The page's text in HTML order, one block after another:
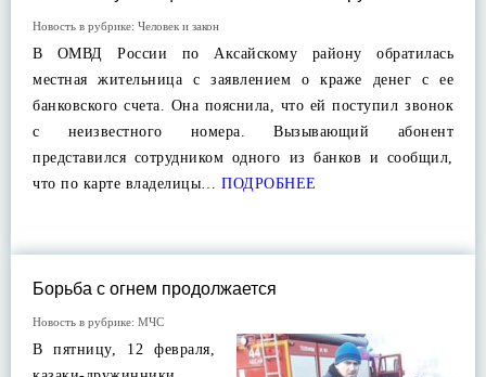
Новость в рубрике: Человек и закон
В ОМВД России по Аксайскому району обратилась
местная жительница с заявлением о краже денег с ее
банковского счета. Она пояснила, что ей поступил звонок
с неизвестного номера. Вызывающий абонент
представился сотрудником одного из банков и сообщил,
что по карте владелицы… ПОДРОБНЕЕ
Борьба с огнем продолжается
Новость в рубрике: МЧС
В пятницу, 12 февраля,